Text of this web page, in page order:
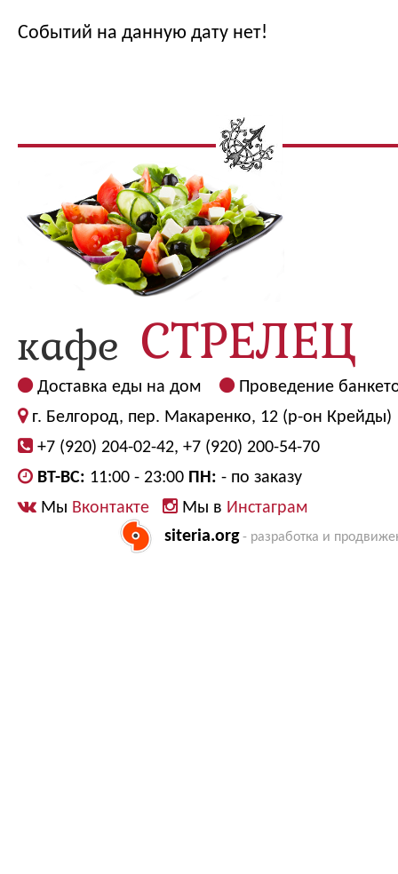
Событий на данную дату нет!
Доставка еды на дом
Проведение
г. Белгород, пер. Макаренко, 12 (р-он Крейды)
+7 (920) 204-02-42, +7 (920) 200-54-70
ВТ-ВС: 11:00 - 23:00 ПН: - по заказу
Мы Вконтакте Мы в Инстаграм
siteria.org- разработка и